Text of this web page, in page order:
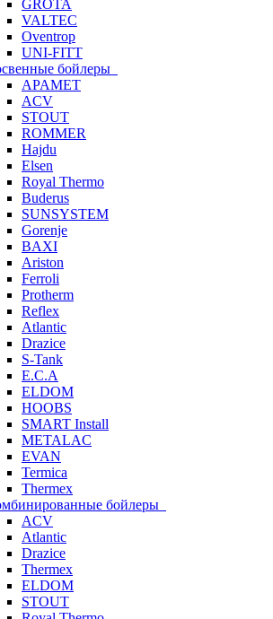
GROTA
VALTEC
Oventrop
UNI-FITT
бойлеры
APAMET
ACV
STOUT
ROMMER
Hajdu
Elsen
Royal Thermo
Buderus
SUNSYSTEM
Gorenje
BAXI
Ariston
Ferroli
Protherm
Reflex
Atlantic
Drazice
S-Tank
E.C.A
ELDOM
HOOBS
SMART Install
METALAC
EVAN
Termica
Thermex
бойлеры
ACV
Atlantic
Drazice
Thermex
ELDOM
STOUT